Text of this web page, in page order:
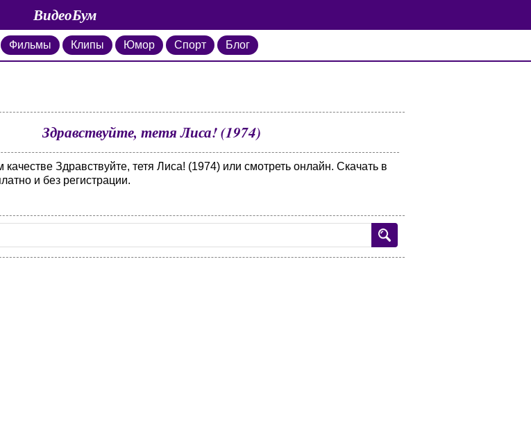
ВидеоБум
Фильмы Клипы Юмор Спорт Блог
Здравствуйте, тетя Лиса! (1974)
Здравствуйте, тетя Лиса! (1974) или смотреть онлайн. Скачать в
и без регистрации.